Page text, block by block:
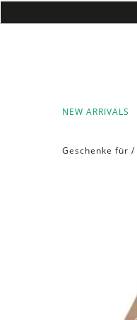
NEW ARRIVALS
Geschenke für /